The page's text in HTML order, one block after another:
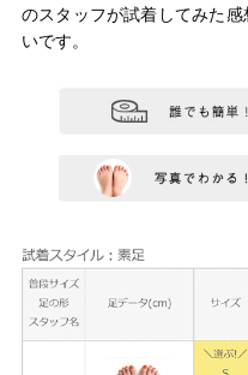
のスタッフが試着してみた
いです。